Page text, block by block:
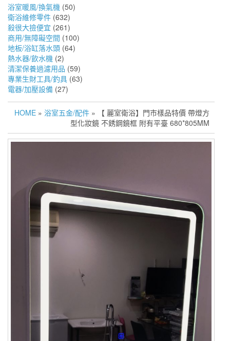
浴室暖風/換氣機 (50)
衛浴維修零件 (632)
殺很大撿便宜 (261)
商用/無障礙空間 (100)
地板/浴缸落水頭 (64)
熱水器/飲水機 (2)
清潔保養過濾用品 (59)
專業生財工具/釣具 (63)
電器/加壓設備 (27)
HOME » 浴室五金/配件 » 【 麗室衛浴】門市樣品特價 帶燈方
型化妝鏡 不銹鋼鏡框 附有平臺 680*805MM